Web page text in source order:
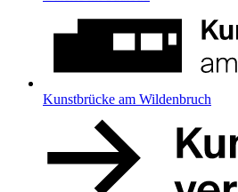
Kunstbrücke am Wildenbruch